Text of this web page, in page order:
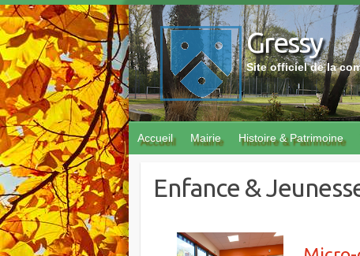
Skip
to
content
Gressy
Site officiel de la
Accueil Mairie Histoire & Patrimoine
Enfance &